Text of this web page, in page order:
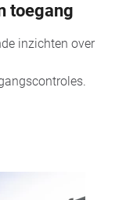
toegang
inzichten over